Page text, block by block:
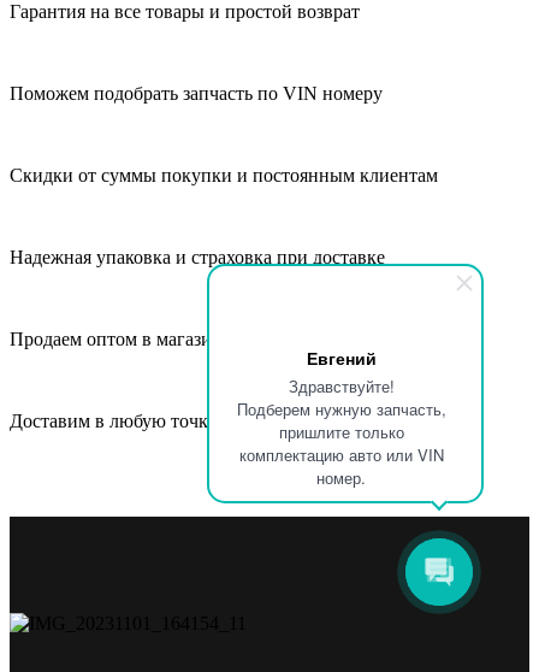
Евгений
Здравствуйте!
Подберем нужную запчасть,
пришлите только
комплектацию авто или VIN
номер.
Гарантия на все товары и простой возврат
Поможем подобрать запчасть по VIN номеру
Скидки от суммы покупки и постоянным клиентам
Надежная упаковка и страховка при доставке
Продаем оптом в магазины, СТО и автосервисы
Доставим в любую точку России и СНГ